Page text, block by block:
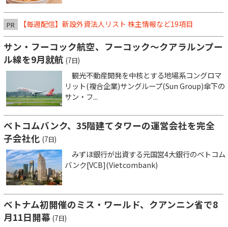
PR 【毎週配信】新設外資法人リスト 株主情報など19項目
サン・フーコック航空、フーコック～クアラルンプー
ル線を9月就航 (7日)
観光不動産開発を中核とする地場系コングロマ
リット(複合企業)サングループ(Sun Group)傘下の
サン・フ...
ベトコムバンク、35階建てタワーの運営会社を完全
子会社化 (7日)
みずほ銀行が出資する元国営4大銀行のベトコム
バンク[VCB](Vietcombank)
ベトナム初開催のミス・ワールド、クアンニン省で8
月11日開幕 (7日)